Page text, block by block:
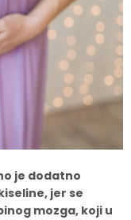
je dodatno
jer se
mozga, koji u